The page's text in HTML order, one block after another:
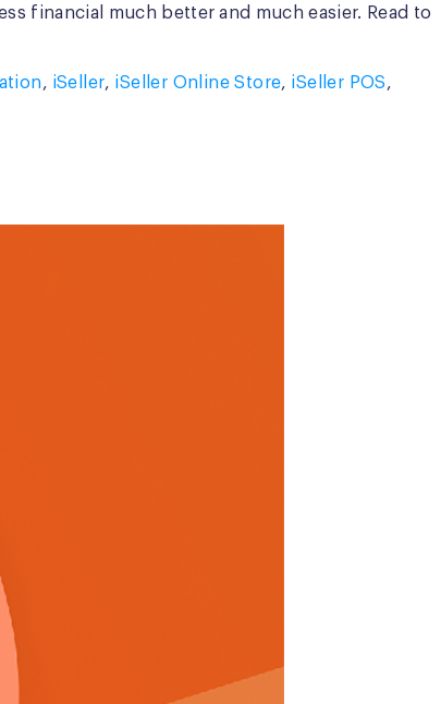
financial much better and much easier. Read to
, iSeller, iSeller Online Store, iSeller POS,